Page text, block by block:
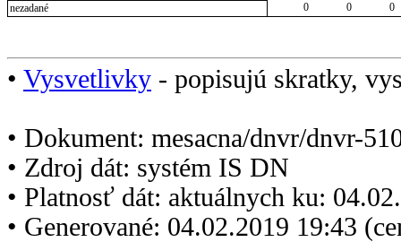
nezadané
0 0 0
• Vysvetlivky - popisujú skratky,
• Dokument: mesacna/dnvr/dnvr-
• Zdroj dát: systém IS DN
• Platnosť dát: aktuálnych ku:
• Generované: 04.02.2019 19:43